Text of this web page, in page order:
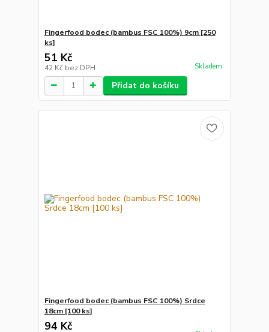
Fingerfood bodec (bambus FSC 100%) 9cm [250
ks]
51 Kč
42 Kč bez DPH Skladem
Přidat do košíku
Fingerfood bodec (bambus FSC 100%) Srdce
18cm [100 ks]
94 Kč